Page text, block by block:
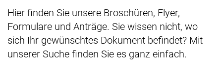
Hier finden Sie unsere Broschüren, Flyer,
Formulare und Anträge. Sie wissen nicht, wo
sich Ihr gewünschtes Dokument befindet? Mit
unserer Suche finden Sie es ganz einfach.